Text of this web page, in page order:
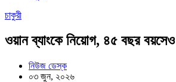
চাকুরী
ওয়ান ব্যাংকে নিয়োগ, ৪৫ বছর
নিউজ ডেস্ক
০৩ জুন, ২০২৬